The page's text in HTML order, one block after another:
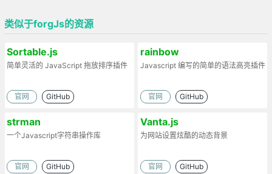
类似于forgJs的资源
Sortable.js
简单灵活的 JavaScript 拖放排序插件
官网 GitHub
rainbow
Javascript 编写的简单的语法高亮插件
官网 GitHub
strman
一个Javascript字符串操作库
官网 GitHub
Vanta.js
为网站设置炫酷的动态背景
官网 GitHub